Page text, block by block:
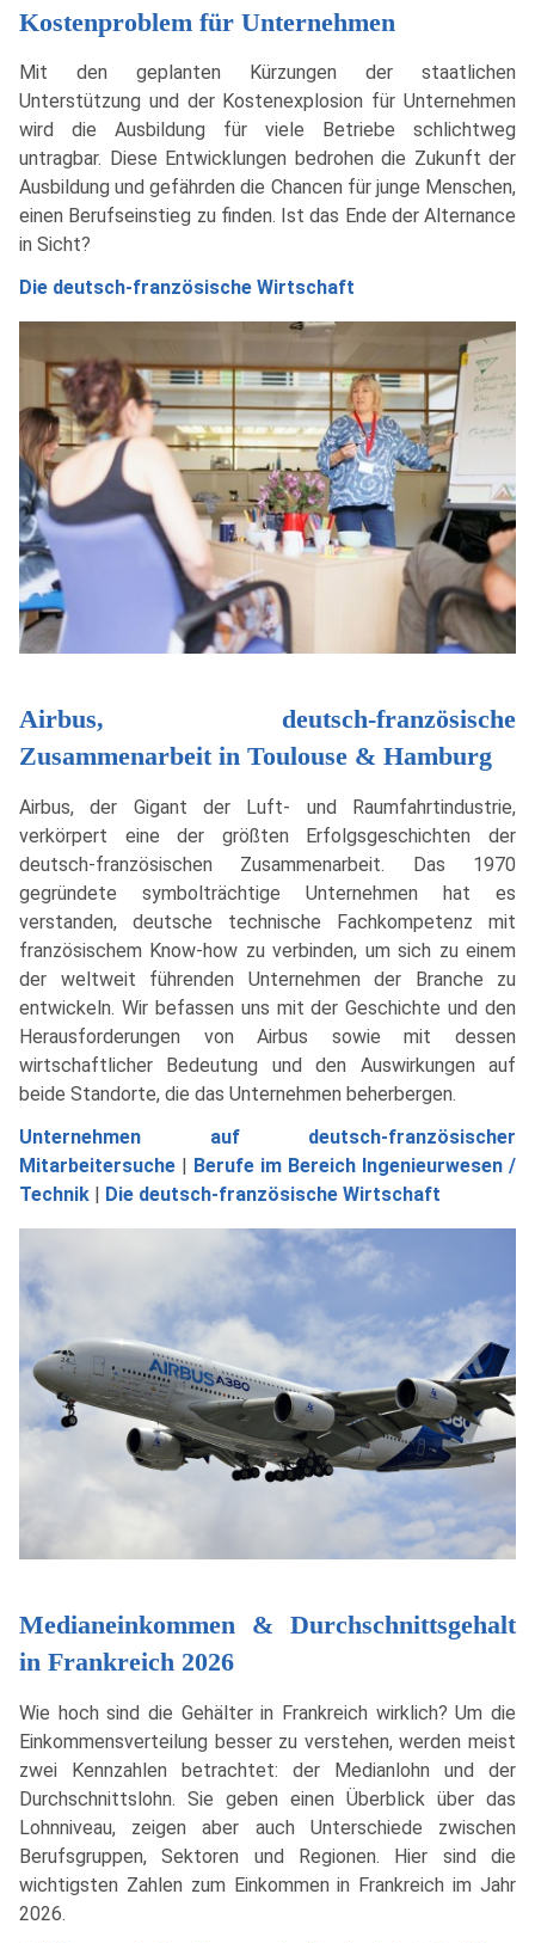
Kostenproblem für Unternehmen
Mit den geplanten Kürzungen der staatlichen
Unterstützung und der Kostenexplosion für Unternehmen
wird die Ausbildung für viele Betriebe schlichtweg
untragbar. Diese Entwicklungen bedrohen die Zukunft der
Ausbildung und gefährden die Chancen für junge Menschen,
einen Berufseinstieg zu finden. Ist das Ende der Alternance
in Sicht?
Die deutsch-französische Wirtschaft
Airbus, deutsch-französische
Zusammenarbeit in Toulouse & Hamburg
Airbus, der Gigant der Luft- und Raumfahrtindustrie,
verkörpert eine der größten Erfolgsgeschichten der
deutsch-französischen Zusammenarbeit. Das 1970
gegründete symbolträchtige Unternehmen hat es
verstanden, deutsche technische Fachkompetenz mit
französischem Know-how zu verbinden, um sich zu einem
der weltweit führenden Unternehmen der Branche zu
entwickeln. Wir befassen uns mit der Geschichte und den
Herausforderungen von Airbus sowie mit dessen
wirtschaftlicher Bedeutung und den Auswirkungen auf
beide Standorte, die das Unternehmen beherbergen.
Unternehmen auf deutsch-französischer
Mitarbeitersuche | Berufe im Bereich Ingenieurwesen /
Technik | Die deutsch-französische Wirtschaft
Medianeinkommen & Durchschnittsgehalt
in Frankreich 2026
Wie hoch sind die Gehälter in Frankreich wirklich? Um die
Einkommensverteilung besser zu verstehen, werden meist
zwei Kennzahlen betrachtet: der Medianlohn und der
Durchschnittslohn. Sie geben einen Überblick über das
Lohnniveau, zeigen aber auch Unterschiede zwischen
Berufsgruppen, Sektoren und Regionen. Hier sind die
wichtigsten Zahlen zum Einkommen in Frankreich im Jahr
2026.